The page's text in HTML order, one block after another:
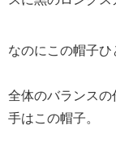
なのにこの帽子ひ
全体のバランス
手はこの帽子。